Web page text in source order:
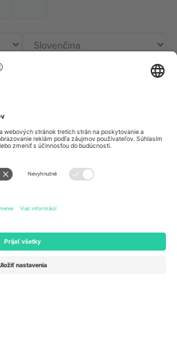
167 City Road, London, Greater
Kingdom
Switzerland
Engelberg, Switzerland